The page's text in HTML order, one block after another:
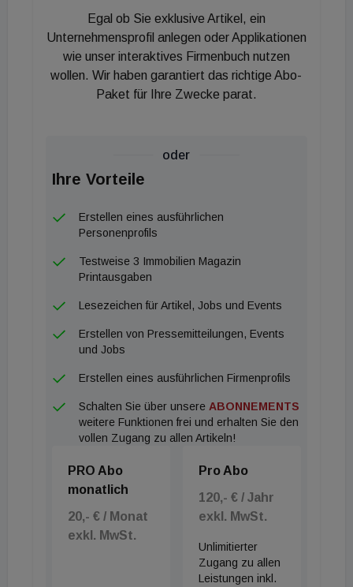
Zweitmarkttransaktionen zuständig war. Zuvor war
er bei der Catella Real Estate in der Abteilung
Client Capital & Client Relations tätig. Diesen
Schwerpunkt hatte er bereits bei LaSalle
Investment Management, wo er ebenfalls
Egal ob Sie exklusive Artikel, ein
Unternehmensprofil anlegen oder Applikationen
wie unser interaktives Firmenbuch nutzen
wollen. Wir haben garantiert das richtige Abo-
Paket für Ihre Zwecke parat.
oder
Ihre Vorteile
Erstellen eines ausführlichen
Personenprofils
Testweise 3 Immobilien Magazin
Printausgaben
Lesezeichen für Artikel, Jobs und Events
Erstellen von Pressemitteilungen, Events
und Jobs
Erstellen eines ausführlichen Firmenprofils
Schalten Sie über unsere ABONNEMENTS
weitere Funktionen frei und erhalten Sie den
vollen Zugang zu allen Artikeln!
PRO Abo
monatlich
20,- € / Monat
exkl. MwSt.
Pro Abo
120,- € / Jahr
exkl. MwSt.
Unlimitierter
Zugang zu allen
Leistungen inkl.